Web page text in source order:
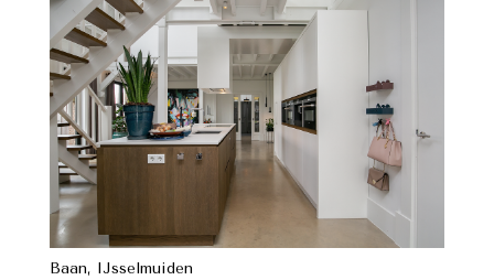
Baan, IJsselmuiden